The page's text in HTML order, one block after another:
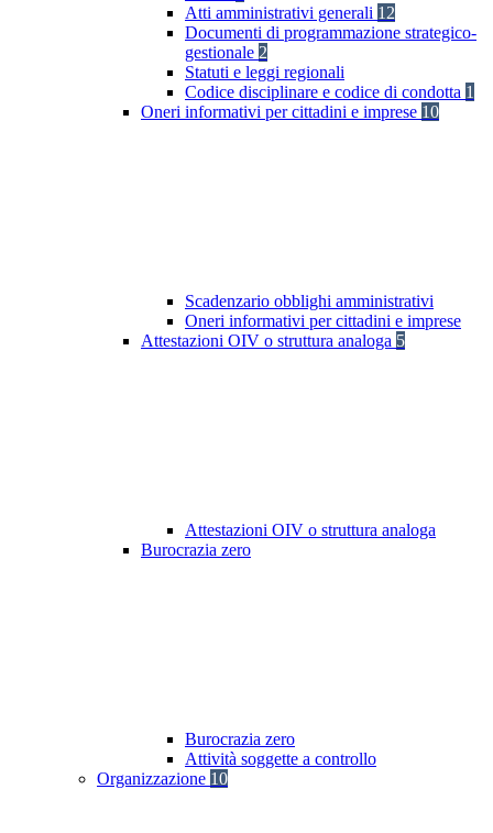
Atti amministrativi generali 12
Documenti di programmazione strategico-
gestionale 2
Statuti e leggi regionali
Codice disciplinare e codice di condotta 1
Oneri informativi per cittadini e imprese 10
Scadenzario obblighi amministrativi
Oneri informativi per cittadini e imprese
Attestazioni OIV o struttura analoga 5
Attestazioni OIV o struttura analoga
Burocrazia zero
Burocrazia zero
Attività soggette a controllo
Organizzazione 10